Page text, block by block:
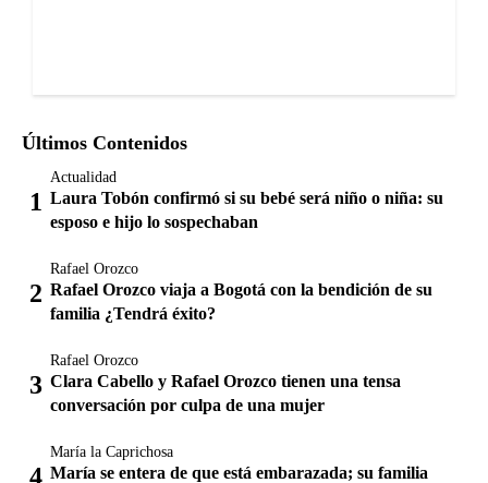
Últimos Contenidos
Actualidad
Laura Tobón confirmó si su bebé será niño o niña: su
esposo e hijo lo sospechaban
Rafael Orozco
Rafael Orozco viaja a Bogotá con la bendición de su
familia ¿Tendrá éxito?
Rafael Orozco
Clara Cabello y Rafael Orozco tienen una tensa
conversación por culpa de una mujer
María la Caprichosa
María se entera de que está embarazada; su familia